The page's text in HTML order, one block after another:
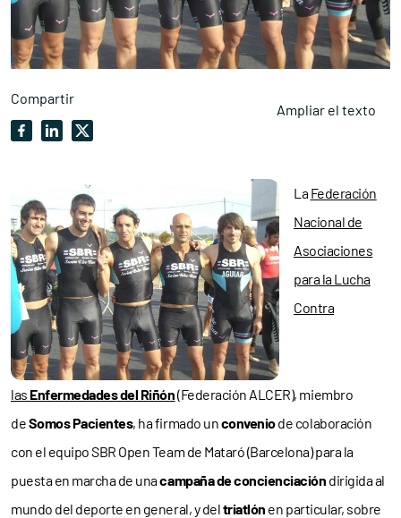
Compartir
Ampliar el texto
LaFederación
Nacional de
Asociaciones
para la Lucha
Contra
las Enfermedades del Riñón(Federación ALCER), miembro
deSomos Pacientes, ha firmado unconveniode colaboración
con el equipo SBR Open Team de Mataró (Barcelona) para la
puesta en marcha de unacampaña de concienciación dirigida al
mundo del deporte en general, y deltriatlón en particular, sobre